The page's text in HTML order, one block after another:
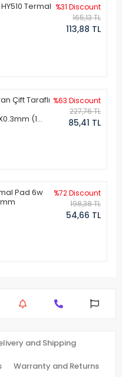
Termal %31 Discount
165,13 TL
113,88 TL
Çift Taraflı
(1
%63 Discount
227,76 TL
85,41 TL
Pad 6w
%72 Discount
198,38 TL
54,66 TL
and Shipping
Warranty and Returns